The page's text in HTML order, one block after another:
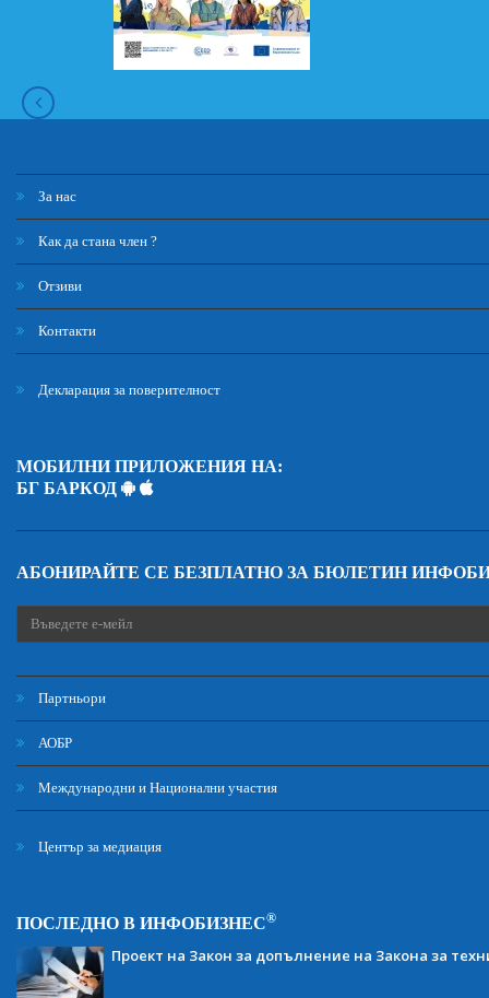
За нас
Как да стана член ?
Отзиви
Контакти
Декларация за поверителност
МОБИЛНИ ПРИЛОЖЕНИЯ НА:
БГ БАРКОД
АБОНИРАЙТЕ СЕ БЕЗПЛАТНО ЗА БЮЛЕТИН
Партньори
АОБР
Международни и Национални участия
Център за медиация
ПОСЛЕДНО В ИНФОБИЗНЕС®
Проект на Закон за допълнение на Закона за